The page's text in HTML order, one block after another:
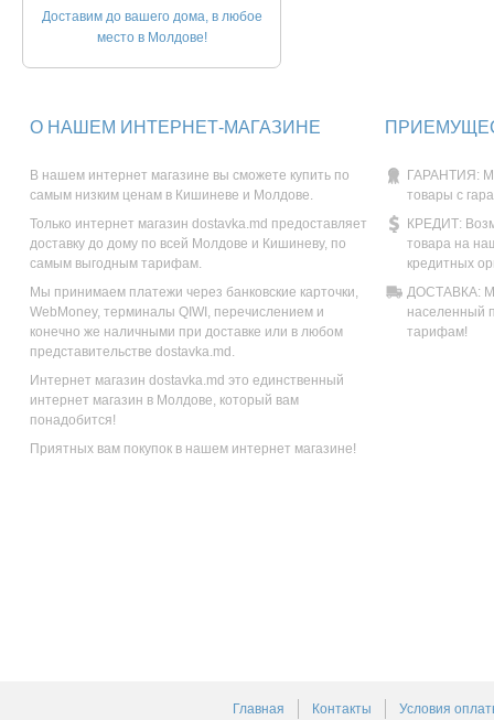
Доставим до вашего дома, в любое
место в Молдове!
О НАШЕМ ИНТЕРНЕТ-МАГАЗИНЕ
В нашем интернет магазине вы сможете купить по
самым низким ценам в Кишиневе и Молдове.
Только интернет магазин dostavka.md предоставляет
доставку до дому по всей Молдове и Кишиневу, по
самым выгодным тарифам.
Мы принимаем платежи через банковские карточки,
WebMoney, терминалы QIWI, перечислением и
конечно же наличными при доставке или в любом
представительстве dostavka.md.
Интернет магазин dostavka.md это единственный
интернет магазин в Молдове, который вам
понадобится!
Приятных вам покупок в нашем интернет магазине!
ГАРАНТИЯ:
товары с
КРЕДИТ:
товара на
кредитных
ДОСТАВКА:
населенный
тарифам!
Главная Контакты Условия